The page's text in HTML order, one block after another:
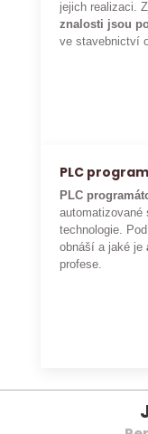
jejich realizaci.
znalosti jsou
ve stavebnictví
PLC
PLC
automatizované
technologie.
obnáší a jaké je
profese.